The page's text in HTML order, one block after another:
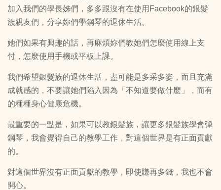
加入我們的學長姊們，多多跟沒有在使用Facebook的銀髮
族親友們，分享妳們學鋼琴的退休生活。
她們如果有興趣的話，再麻煩妳們教她們怎麼使用線上支
付，怎麼使用手機或平板上課。
我們希望銀髮族的退休生活，盡可能是多采多姿，而且充滿
成就感的，不要讓她們陷入因為「不知道要做什麼」，而有
的種種身心健康危機。
最重要的一點是，如果可以教銀髮族，讓更多銀髮族學會彈
鋼琴，我會覺得自己的教學工作，對這個世界是有正面貢獻
的。
對這個世界沒有正面貢獻的教學，即使賺再多錢，我也不會
開心。